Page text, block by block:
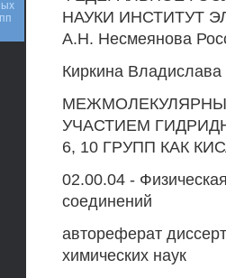
НАУКИ ИНСТИТУТ
А.Н. Несмеянова
Киркина
УЧАСТИЕМ
6, 10 ГРУПП КАК
02.00.04 -
соединений
автореферат
химических наук